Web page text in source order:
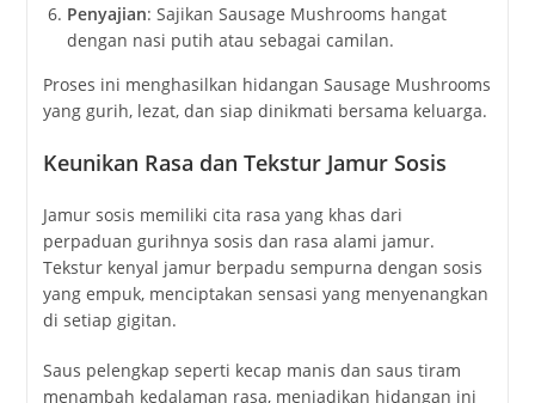
Penyajian: Sajikan Sausage Mushrooms hangat
dengan nasi putih atau sebagai camilan.
Proses ini menghasilkan hidangan Sausage Mushrooms
yang gurih, lezat, dan siap dinikmati bersama keluarga.
Keunikan Rasa dan Tekstur Jamur Sosis
Jamur sosis memiliki cita rasa yang khas dari
perpaduan gurihnya sosis dan rasa alami jamur.
Tekstur kenyal jamur berpadu sempurna dengan sosis
yang empuk, menciptakan sensasi yang menyenangkan
di setiap gigitan.
Saus pelengkap seperti kecap manis dan saus tiram
menambah kedalaman rasa, menjadikan hidangan ini